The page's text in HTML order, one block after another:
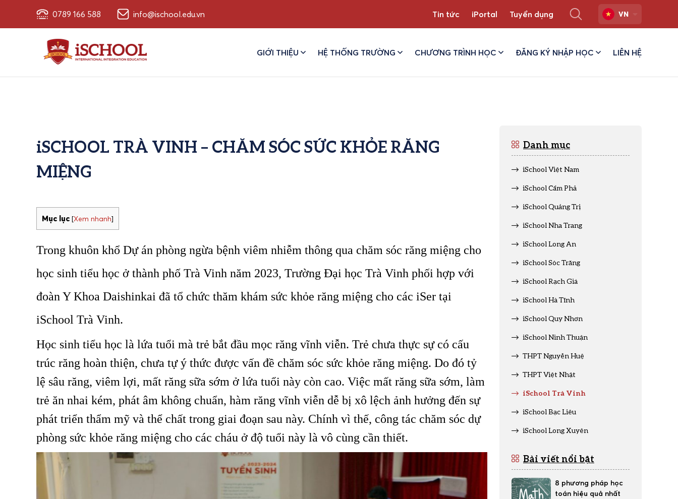
0789 166 588 info@ischool.edu.vn Tin tức iPortal Tuyển dụng VN
GIỚI THIỆU HỆ THỐNG TRƯỜNG CHƯƠNG TRÌNH HỌC ĐĂNG KÝ NHẬP HỌC LIÊN HỆ
iSCHOOL TRÀ VINH – CHĂM SÓC SỨC KHỎE RĂNG
MIỆNG
Mục lục [Xem nhanh]
Trong khuôn khổ Dự án phòng ngừa bệnh viêm nhiễm thông qua chăm sóc răng miệng cho
học sinh tiểu học ở thành phố Trà Vinh năm 2023, Trường Đại học Trà Vinh phối hợp với
đoàn Y Khoa Daishinkai đã tổ chức thăm khám sức khỏe răng miệng cho các iSer tại
iSchool Trà Vinh.
Học sinh tiểu học là lứa tuổi mà trẻ bắt đầu mọc răng vĩnh viễn. Trẻ chưa thực sự có cấu
trúc răng hoàn thiện, chưa tự ý thức được vấn đề chăm sóc sức khỏe răng miệng. Do đó tỷ
lệ sâu răng, viêm lợi, mất răng sữa sớm ở lứa tuổi này còn cao. Việc mất răng sữa sớm, làm
trẻ ăn nhai kém, phát âm không chuẩn, hàm răng vĩnh viễn dễ bị xô lệch ảnh hưởng đến sự
phát triển thẩm mỹ và thể chất trong giai đoạn sau này. Chính vì thế, công tác chăm sóc dự
phòng sức khỏe răng miệng cho các cháu ở độ tuổi này là vô cùng cần thiết.
Danh mục
iSchool Việt Nam
iSchool Cẩm Phả
iSchool Quảng Trị
iSchool Nha Trang
iSchool Long An
iSchool Sóc Trăng
iSchool Rạch Giá
iSchool Hà Tĩnh
iSchool Quy Nhơn
iSchool Ninh Thuận
THPT Nguyễn Huệ
THPT Việt Nhật
iSchool Trà Vinh
iSchool Bạc Liêu
iSchool Long Xuyên
Bài viết nổi bật
8 phương pháp học
toán hiệu quả nhất